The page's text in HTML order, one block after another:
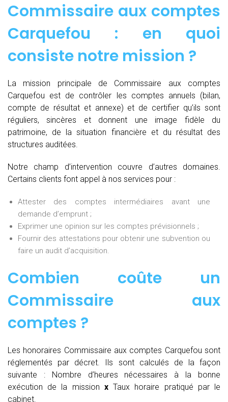
Commissaire aux comptes
Carquefou : en quoi
consiste notre mission ?
La mission principale de Commissaire aux comptes
Carquefou est de contrôler les comptes annuels (bilan,
compte de résultat et annexe) et de certifier qu’ils sont
réguliers, sincères et donnent une image fidèle du
patrimoine, de la situation financière et du résultat des
structures auditées.
Notre champ d’intervention couvre d’autres domaines.
Certains clients font appel à nos services pour :
Attester des comptes intermédiaires avant une
demande d’emprunt ;
Exprimer une opinion sur les comptes prévisionnels ;
Fournir des attestations pour obtenir une subvention ou
faire un audit d’acquisition.
Combien coûte un
Commissaire aux
comptes ?
Les honoraires Commissaire aux comptes Carquefou sont
réglementés par décret. Ils sont calculés de la façon
suivante :
Nombre d’heures nécessaires à la bonne
exécution de la mission xTaux horaire pratiqué par le
cabinet.